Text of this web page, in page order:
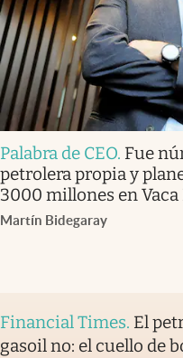
Palabra de CEO. Fue
petrolera propia y
3000 millones en
Martín Bidegaray
Financial Times. El
gasoil no: el cuello de